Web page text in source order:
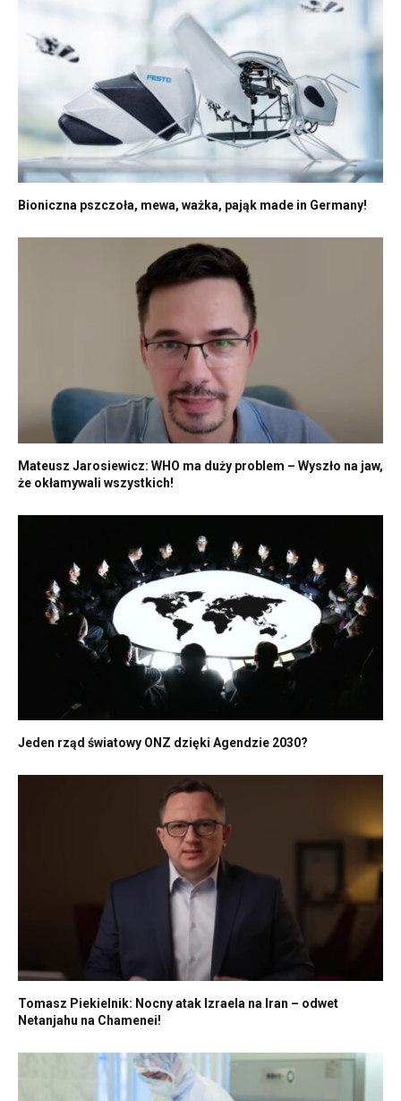
Bioniczna pszczoła, mewa, ważka, pająk made in Germany!
Mateusz Jarosiewicz: WHO ma duży problem – Wyszło na jaw,
że okłamywali wszystkich!
Jeden rząd światowy ONZ dzięki Agendzie 2030?
Tomasz Piekielnik: Nocny atak Izraela na Iran – odwet
Netanjahu na Chamenei!